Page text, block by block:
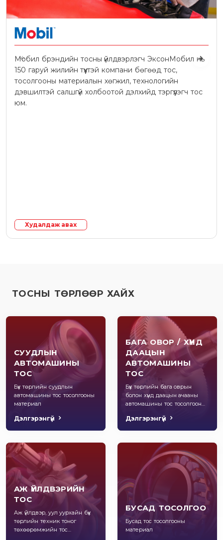
Мобил брэндийн тосны үйлдвэрлэгч ЭксонМобил нь
150 гаруй жилийн түүхтэй компани бөгөөд тос,
тосолгооны материалын хөгжил, технологийн
дэвшилтэй салшгүй холбоотой дэлхийд тэргүүлэгч тос
юм.
Худалдаж авах
ТОСНЫ ТӨРЛӨӨР ХАЙХ
СУУДЛЫН
АВТОМАШИНЫ
ТОС
Бүх төрлийн суудлын
автомашины тос тосолгооны
материал
Дэлгэрэнгүй
БАГА ОВОР / ХҮНД
ДААЦЫН
АВТОМАШИНЫ
ТОС
Бүх төрлийн бага оврын
болон хүнд даацын ачааны
автомашины тос тосолгооны
Дэлгэрэнгүй
АЖ ҮЙЛДВЭРИЙН
ТОС
Аж үйлдвэр, уул уурхайн бүх
төрлийн техник тоног
төхөөрөмжийн тос
БУСАД ТОСОЛГОО
Бусад тос тосолгооны
материал